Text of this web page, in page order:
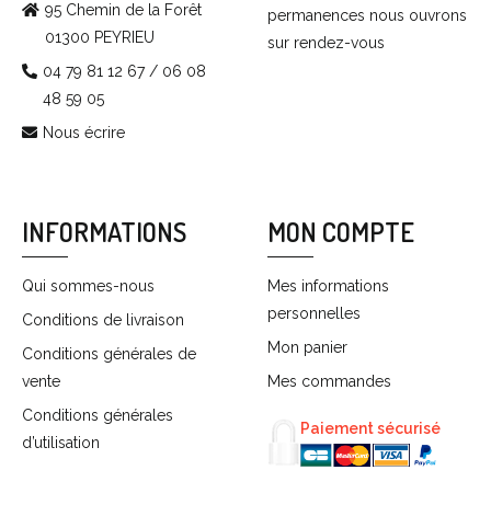
95 Chemin de la Forêt
01300 PEYRIEU
04 79 81 12 67 / 06 08
48 59 05
Nous écrire
permanences nous ouvrons
sur rendez-vous
INFORMATIONS
Qui sommes-nous
Conditions de livraison
Conditions générales de
vente
Conditions générales
d’utilisation
MON COMPTE
Mes informations
personnelles
Mon panier
Mes commandes
Paiement sécurisé